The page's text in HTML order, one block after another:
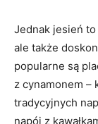
Jednak‍ jesień
ale także
⁣popularne są
z cynamonem –
tradycyjnych‍
napój z